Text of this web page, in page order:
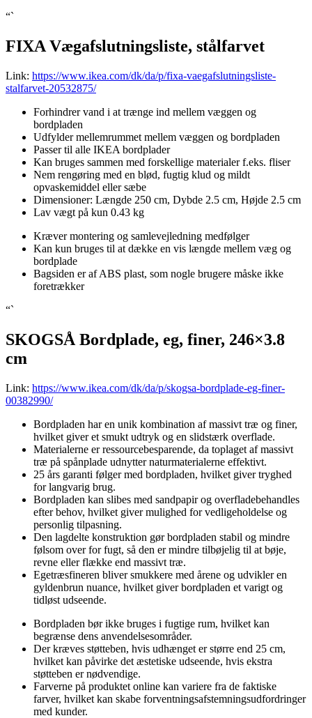
“`
FIXA Vægafslutningsliste, stålfarvet
Link: https://www.ikea.com/dk/da/p/fixa-vaegafslutningsliste-
stalfarvet-20532875/
Forhindrer vand i at trænge ind mellem væggen og
bordpladen
Udfylder mellemrummet mellem væggen og bordpladen
Passer til alle IKEA bordplader
Kan bruges sammen med forskellige materialer f.eks. fliser
Nem rengøring med en blød, fugtig klud og mildt
opvaskemiddel eller sæbe
Dimensioner: Længde 250 cm, Dybde 2.5 cm, Højde 2.5 cm
Lav vægt på kun 0.43 kg
Kræver montering og samlevejledning medfølger
Kan kun bruges til at dække en vis længde mellem væg og
bordplade
Bagsiden er af ABS plast, som nogle brugere måske ikke
foretrækker
“`
SKOGSÅ Bordplade, eg, finer, 246×3.8
cm
Link: https://www.ikea.com/dk/da/p/skogsa-bordplade-eg-finer-
00382990/
Bordpladen har en unik kombination af massivt træ og finer,
hvilket giver et smukt udtryk og en slidstærk overflade.
Materialerne er ressourcebesparende, da toplaget af massivt
træ på spånplade udnytter naturmaterialerne effektivt.
25 års garanti følger med bordpladen, hvilket giver tryghed
for langvarig brug.
Bordpladen kan slibes med sandpapir og overfladebehandles
efter behov, hvilket giver mulighed for vedligeholdelse og
personlig tilpasning.
Den lagdelte konstruktion gør bordpladen stabil og mindre
følsom over for fugt, så den er mindre tilbøjelig til at bøje,
revne eller flække end massivt træ.
Egetræsfineren bliver smukkere med årene og udvikler en
gyldenbrun nuance, hvilket giver bordpladen et varigt og
tidløst udseende.
Bordpladen bør ikke bruges i fugtige rum, hvilket kan
begrænse dens anvendelsesområder.
Der kræves støtteben, hvis udhænget er større end 25 cm,
hvilket kan påvirke det æstetiske udseende, hvis ekstra
støtteben er nødvendige.
Farverne på produktet online kan variere fra de faktiske
farver, hvilket kan skabe forventningsafstemningsudfordringer
med kunder.